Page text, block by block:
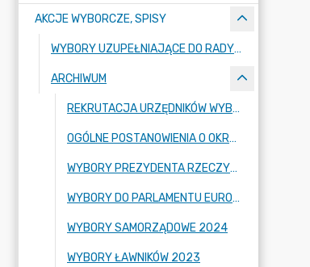
AKCJE WYBORCZE, SPISY
WYBORY UZUPEŁNIAJĄCE DO RADY MIEJSKIEJ W ŁĘCZYCY
ARCHIWUM
REKRUTACJA URZĘDNIKÓW WYBORCZYCH
OGÓLNE POSTANOWIENIA O OKRĘGACH I OBWODACH
WYBORY PREZYDENTA RZECZYPOSPOLITEJ POLSKIEJ 2025
WYBORY DO PARLAMENTU EUROPEJSKIEGO
WYBORY SAMORZĄDOWE 2024
WYBORY ŁAWNIKÓW 2023